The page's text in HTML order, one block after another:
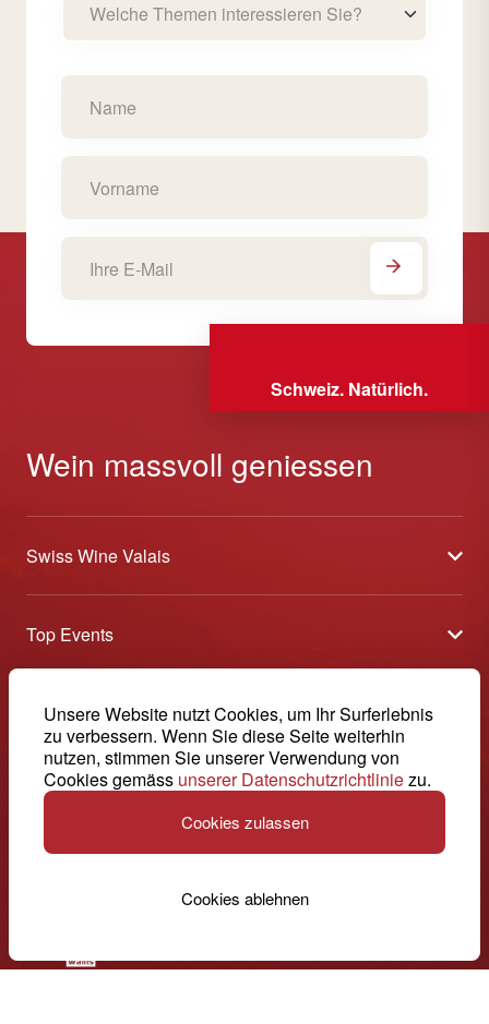
Unsere Website nutzt Cookies, um Ihr Surferlebnis
zu verbessern. Wenn Sie diese Seite weiterhin
nutzen, stimmen Sie unserer Verwendung von
Cookies gemäss unserer Datenschutzrichtliniezu.
Cookies zulassen
Cookies ablehnen
Welche Themen interessieren Sie?
Schweiz. Natürlich.
Wein massvoll geniessen
Swiss Wine Valais
Über uns
Allgemeine Geschäftsbedingungen
Medien
Kontakt
Top Events
Offene Weinkeller
Tavolata
Sélection (Ergebnisse)
Swiss Wine Valais - Avenue de la Gare 2 - CP 144 - 1964
Conthey - Suisse
info@swisswinevalais.ch
© 2026, Swiss Wine Valais
Deutsch (Schweiz)